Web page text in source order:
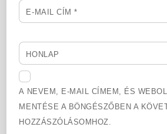
E-MAIL CÍM*
HONLAP
A NEVEM, E-MAIL CÍMEM, ÉS
MENTÉSE A BÖNGÉSZŐBEN A
HOZZÁSZÓLÁSOMHOZ.